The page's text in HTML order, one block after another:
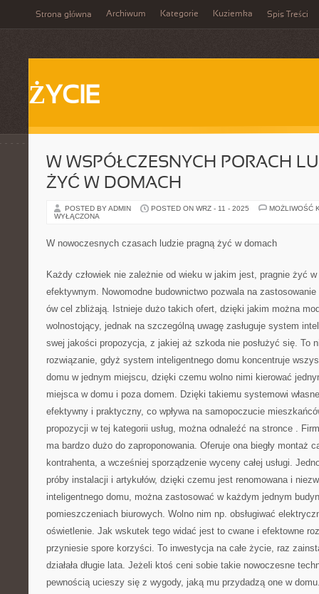
Strona główna Archiwum Kategorie Kuziemka Spis Treści
ŻYCIE
W WSPÓŁCZESNYCH PORACH
ŻYĆ W DOMACH
POSTED BY ADMIN POSTED ON WRZ - 11 - 2025
MOŻLIWOŚĆ
WYŁĄCZONA
W nowoczesnych czasach ludzie pragną żyć w domach
Każdy człowiek nie zależnie od wieku w jakim jest, pragnie żyć
efektywnym. Nowomodne budownictwo pozwala na
ów cel zbliżają. Istnieje dużo takich ofert, dzięki jakim można
wolnostojący, jednak na szczególną uwagę zasługuje system
swej jakości propozycja, z jakiej aż szkoda nie posłużyć się. To
rozwiązanie, gdyż system inteligentnego domu koncentruje
domu w jednym miejscu, dzięki czemu wolno nimi kierować
miejsca w domu i poza domem. Dzięki takiemu systemowi
efektywny i praktyczny, co wpływa na samopoczucie
propozycji w tej kategorii usług, można odnaleźć na stronce .
ma bardzo dużo do zaproponowania. Oferuje ona biegły montaż
kontrahenta, a wcześniej sporządzenie wyceny całej usługi.
próby instalacji i artykułów, dzięki czemu jest renomowana i
inteligentnego domu, można zastosować w każdym jednym
pomieszczeniach biurowych. Wolno nim np. obsługiwać
oświetlenie. Jak wskutek tego widać jest to cwane i efektowne
przyniesie spore korzyści. To inwestycja na całe życie, raz
działała długie lata. Jeżeli ktoś ceni sobie takie nowoczesne
pewnością ucieszy się z wygody, jaką mu przydadzą one w